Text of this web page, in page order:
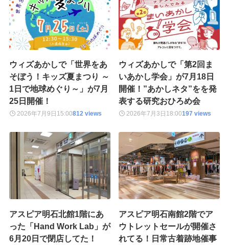
ウィズあかしで「世界をあ
そぼう！キッズ夏まつり ～
1日で地球めぐり～」が7月
25日開催！
2026年7月9日 15:00812 views
ウィズあかしで「第2回ま
いあかし学会」が7月18日
開催！”あかしネタ”をを発
表する研究おひろめ会
2026年7月3日 18:00197 views
アスピア明石北館1階にあ
った「Hand Work Lab」が
6月20日で閉店してた！
アスピア明石南館2階でア
ウトレットセールが開催さ
れてる！日常古着跡地催事